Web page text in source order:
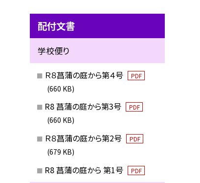
配付文書
学校便り
Ｒ８菖蒲の庭から第４号 PDF
(660 KB)
R8 菖蒲の庭から第3号 PDF
(660 KB)
Ｒ８菖蒲の庭から第2号 PDF
(679 KB)
R8 菖蒲の庭から 第1号 PDF